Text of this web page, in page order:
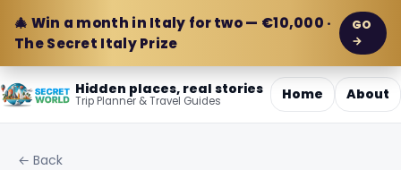
🎄 Win a month in Italy for two — €10,000 ·
The Secret Italy Prize
GO
→
Hidden places, real stories
Trip Planner & Travel Guides Home About
← Back